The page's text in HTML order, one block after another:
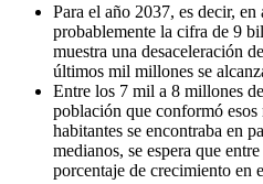
Para el año 2037, es decir, en
probablemente la cifra de 9
muestra una desaceleración
últimos mil millones se
Entre los 7 mil a 8 millones
población que conformó
habitantes se encontraba en
medianos, se espera que
porcentaje de crecimiento en